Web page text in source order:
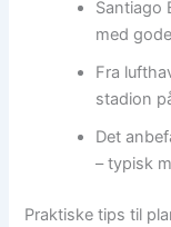
Santiago
med
Fra
stadion
Det
– typisk
Praktiske tips til